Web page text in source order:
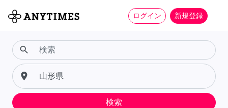
ログイン 新規登録
search
place
検索